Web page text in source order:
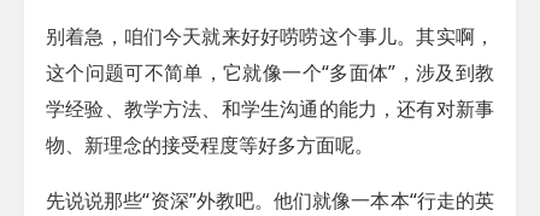
别着急，咱们今天就来好好唠唠这个事儿。其实啊，
这个问题可不简单，它就像一个“多面体”，涉及到教
学经验、教学方法、和学生沟通的能力，还有对新事
物、新理念的接受程度等好多方面呢。
先说说那些“资深”外教吧。他们就像一本本“行走的英